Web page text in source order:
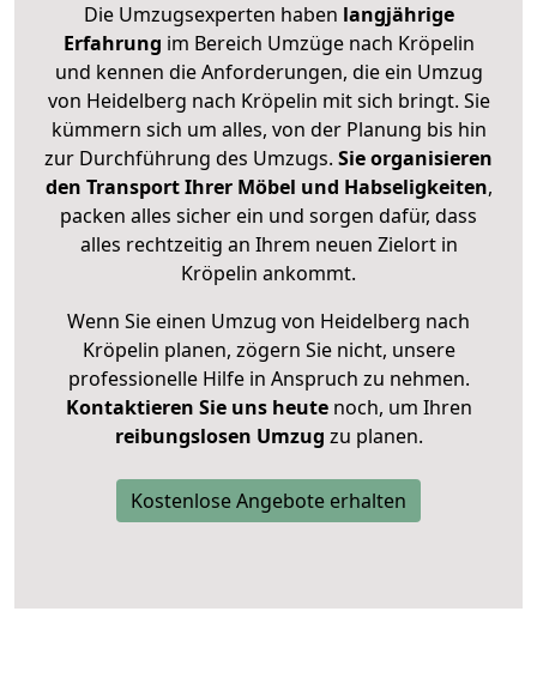
Die Umzugsexperten haben langjährige
Erfahrung im Bereich Umzüge nach Kröpelin
und kennen die Anforderungen, die ein Umzug
von Heidelberg nach Kröpelin mit sich bringt. Sie
kümmern sich um alles, von der Planung bis hin
zur Durchführung des Umzugs. Sie organisieren
den Transport Ihrer Möbel und Habseligkeiten,
packen alles sicher ein und sorgen dafür, dass
alles rechtzeitig an Ihrem neuen Zielort in
Kröpelin ankommt.
Wenn Sie einen Umzug von Heidelberg nach
Kröpelin planen, zögern Sie nicht, unsere
professionelle Hilfe in Anspruch zu nehmen.
Kontaktieren Sie uns heutenoch, um Ihren
reibungslosen Umzug zu planen.
Kostenlose Angebote erhalten